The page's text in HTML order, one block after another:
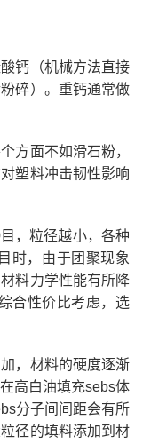
钙（机械方法直接
碎）。重钙通常做
方面不如滑石粉，
塑料冲击韧性影响
，粒径越小，各种
时，由于团聚现象
料力学性能有所降
合性价比考虑，选
，材料的硬度逐渐
高白油填充sebs体
分子间间距会有所
径的填料添加到材